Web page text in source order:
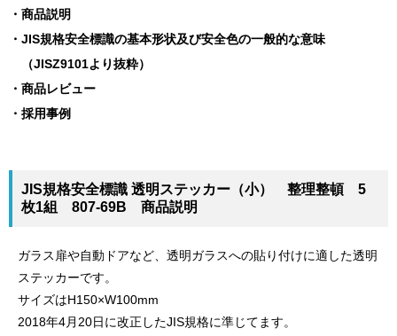
商品説明
JIS規格安全標識の基本形状及び安全色の一般的な意味
（JISZ9101より抜粋）
商品レビュー
採用事例
JIS規格安全標識 透明ステッカー（小） 整理整頓 5
枚1組 807-69B 商品説明
ガラス扉や自動ドアなど、透明ガラスへの貼り付けに適した透明
ステッカーです。
サイズはH150×W100mm
2018年4月20日に改正したJIS規格に準じてます。